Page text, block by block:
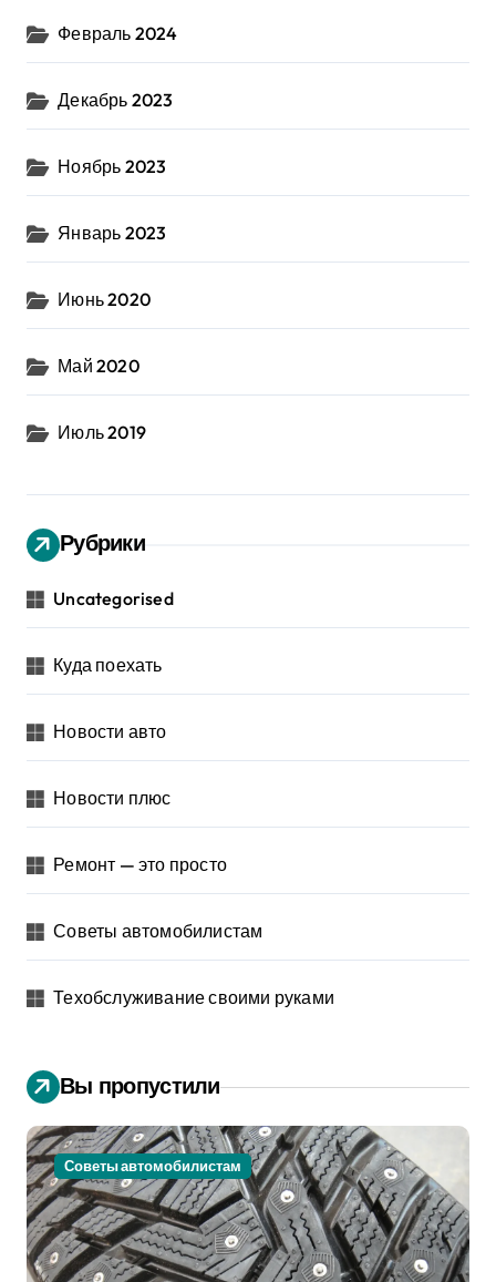
Февраль 2024
Декабрь 2023
Ноябрь 2023
Январь 2023
Июнь 2020
Май 2020
Июль 2019
Рубрики
Uncategorised
Куда поехать
Новости авто
Новости плюс
Ремонт — это просто
Советы автомобилистам
Техобслуживание своими руками
Вы пропустили
Советы автомобилистам